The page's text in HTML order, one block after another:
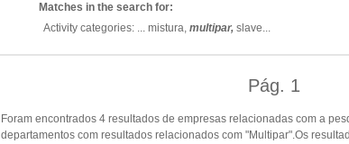
Matches in the search for:
Activity categories: ... mistura, multipar, slave...
Pág. 1
Foram encontrados 4 resultados de empresas relacionadas com a
departamentos com resultados relacionados com "Multipar".Os